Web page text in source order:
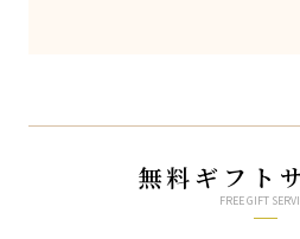
無料ギフト
FREE GIFT